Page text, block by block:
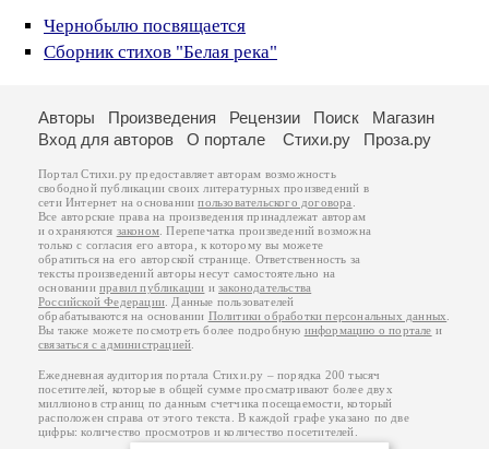
Чернобылю посвящается
Сборник стихов "Белая река"
Авторы Произведения Рецензии Поиск
Магазин
Вход для авторов
О портале Стихи.ру Проза.ру
Портал Стихи.ру предоставляет авторам возможность
свободной публикации своих литературных произведений в
сети Интернет на основаниипользовательского договора
Все авторские права на произведения принадлежат авторам
и охраняются законом . Перепечатка произведений возможна
только с согласия его автора, к которому вы можете
обратиться на его авторской странице. Ответственность за
тексты произведений авторы несут самостоятельно на
основанииправил публикации изаконодательства
Российской Федерации . Данные пользователей
обрабатываются на основании Политики обработки персональных данных
Вы также можете посмотреть более подробную информацию о портале и
связаться с администрацией
Ежедневная аудитория портала Стихи.ру – порядка 200 тысяч
посетителей, которые в общей сумме просматривают более двух
миллионов страниц по данным счетчика посещаемости, который
расположен справа от этого текста. В каждой графе указано по две
цифры: количество просмотров и количество посетителей.